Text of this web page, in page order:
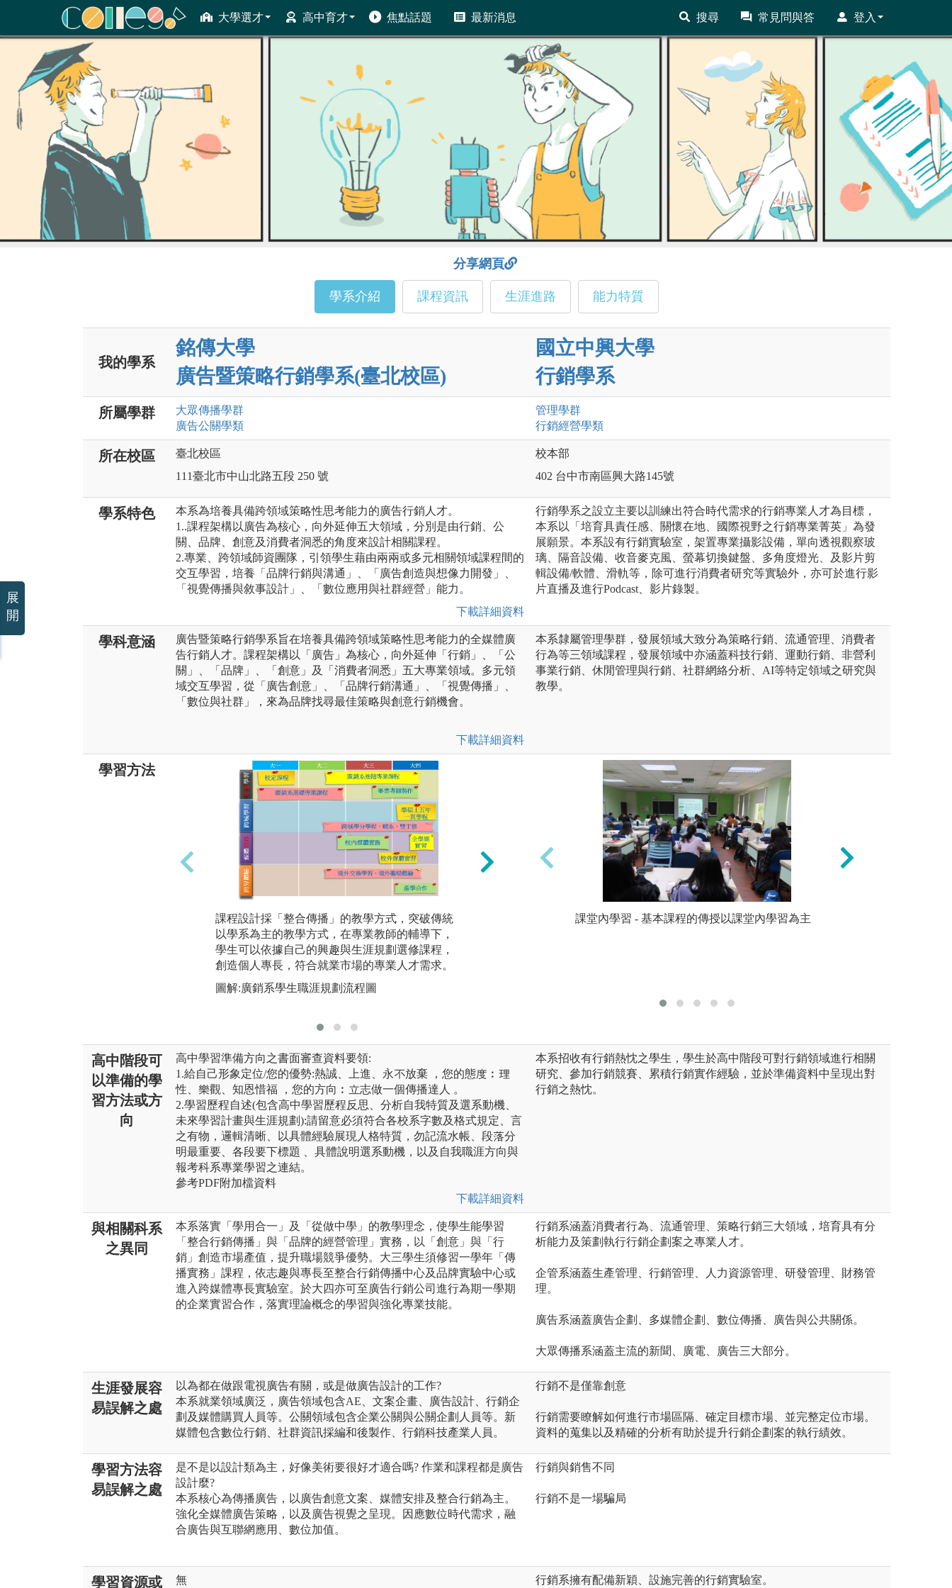
大學選才 高中育才 焦點話題 最新消息 搜尋 常見問與答 登入
ColleGo! 大學選才與高中育才輔助系統
分享網頁
學系介紹 課程資訊 生涯進路 能力特質
我的學系
銘傳大學
廣告暨策略行銷學系(臺北校區)
國立中興大學
行銷學系
所屬學群 大眾傳播學群
廣告公關學類
管理學群
行銷經營學類
所在校區
臺北校區
111臺北市中山北路五段 250 號
校本部
402 台中市南區興大路145號
學系特色
本系為培養具備跨領域策略性思考能力的廣告行銷人才。
1..課程架構以廣告為核心，向外延伸五大領域，分別是由行銷、公
關、品牌、創意及消費者洞悉的角度來設計相關課程。
2.專業、跨領域師資團隊，引領學生藉由兩兩或多元相關領域課程間的
交互學習，培養「品牌行銷與溝通」、「廣告創造與想像力開發」、
「視覺傳播與敘事設計」、「數位應用與社群經營」能力。
下載詳細資料
行銷學系之設立主要以訓練出符合時代需求的行銷專業人才為目標，
本系以「培育具責任感、關懷在地、國際視野之行銷專業菁英」為發
展願景。本系設有行銷實驗室，架置專業攝影設備，單向透視觀察玻
璃、隔音設備、收音麥克風、螢幕切換鍵盤、多角度燈光、及影片剪
輯設備/軟體、滑軌等，除可進行消費者研究等實驗外，亦可於進行影
片直播及進行Podcast、影片錄製。
學科意涵
廣告暨策略行銷學系旨在培養具備跨領域策略性思考能力的全媒體廣
告行銷人才。課程架構以「廣告」為核心，向外延伸「行銷」、「公
關」、「品牌」、「創意」及「消費者洞悉」五大專業領域。多元領
域交互學習，從「廣告創意」、「品牌行銷溝通」、「視覺傳播」、
「數位與社群」，來為品牌找尋最佳策略與創意行銷機會。
下載詳細資料
本系隸屬管理學群，發展領域大致分為策略行銷、流通管理、消費者
行為等三領域課程，發展領域中亦涵蓋科技行銷、運動行銷、非營利
事業行銷、休閒管理與行銷、社群網絡分析、AI等特定領域之研究與
教學。
學習方法
課程設計採「整合傳播」的教學方式，突破傳統
以學系為主的教學方式，在專業教師的輔導下，
學生可以依據自己的興趣與生涯規劃選修課程，
創造個人專長，符合就業市場的專業人才需求。
圖解:廣銷系學生職涯規劃流程圖
提供多元化學習資源：(1)擁有專業攝影技巧的實
課堂內學習 - 基本課程的傳授以課堂內學習為主
高中階段可
以準備的學
習方法或方
向
高中學習準備方向之書面審查資料要領:
1.給自己形象定位/您的優勢:熱誠、上進、永不放棄 ，您的態度︰理
性、樂觀、知恩惜福 ，您的方向︰立志做一個傳播達人 。
2.學習歷程自述(包含高中學習歷程反思、分析自我特質及選系動機、
未來學習計畫與生涯規劃):請留意必須符合各校系字數及格式規定、言
之有物，邏輯清晰、以具體經驗展現人格特質，勿記流水帳、段落分
明最重要、各段要下標題 、具體說明選系動機，以及自我職涯方向與
報考科系專業學習之連結。
參考PDF附加檔資料
下載詳細資料
本系招收有行銷熱忱之學生，學生於高中階段可對行銷領域進行相關
研究、參加行銷競賽、累積行銷實作經驗，並於準備資料中呈現出對
行銷之熱忱。
與相關科系
之異同
本系落實「學用合一」及「從做中學」的教學理念，使學生能學習
「整合行銷傳播」與「品牌的經營管理」實務，以「創意」與「行
銷」創造市場產值，提升職場競爭優勢。大三學生須修習一學年「傳
播實務」課程，依志趣與專長至整合行銷傳播中心及品牌實驗中心或
進入跨媒體專長實驗室。於大四亦可至廣告行銷公司進行為期一學期
的企業實習合作，落實理論概念的學習與強化專業技能。
行銷系涵蓋消費者行為、流通管理、策略行銷三大領域，培育具有分
析能力及策劃執行行銷企劃案之專業人才。
企管系涵蓋生產管理、行銷管理、人力資源管理、研發管理、財務管
理。
廣告系涵蓋廣告企劃、多媒體企劃、數位傳播、廣告與公共關係。
大眾傳播系涵蓋主流的新聞、廣電、廣告三大部分。
生涯發展容
易誤解之處
以為都在做跟電視廣告有關，或是做廣告設計的工作?
本系就業領域廣泛，廣告領域包含AE、文案企畫、廣告設計、行銷企
劃及媒體購買人員等。公關領域包含企業公關與公關企劃人員等。新
媒體包含數位行銷、社群資訊採編和後製作、行銷科技產業人員。
行銷不是僅靠創意
行銷需要瞭解如何進行市場區隔、確定目標市場、並完整定位市場。
資料的蒐集以及精確的分析有助於提升行銷企劃案的執行績效。
學習方法容
易誤解之處
是不是以設計類為主，好像美術要很好才適合嗎? 作業和課程都是廣告
設計麼?
本系核心為傳播廣告，以廣告創意文案、媒體安排及整合行銷為主。
強化全媒體廣告策略，以及廣告視覺之呈現。因應數位時代需求，融
合廣告與互聯網應用、數位加值。
行銷與銷售不同
行銷不是一場騙局
學習資源或 無 行銷系擁有配備新穎、設施完善的行銷實驗室。
展
開